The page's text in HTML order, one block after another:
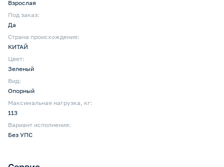
Взрослая
Под заказ:
Да
Страна происхождения:
КИТАЙ
Цвет:
Зеленый
Вид:
Опорный
Максимальная нагрузка, кг:
113
Вариант исполнения:
Без УПС